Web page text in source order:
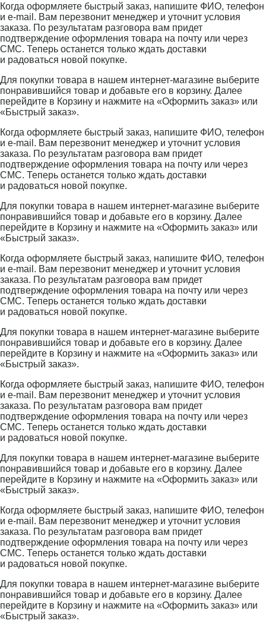
Когда оформляете быстрый заказ, напишите ФИО, телефон
и e-mail. Вам перезвонит менеджер и уточнит условия
заказа. По результатам разговора вам придет
подтверждение оформления товара на почту или через
СМС. Теперь останется только ждать доставки
и радоваться новой покупке.
Для покупки товара в нашем интернет-магазине выберите
понравившийся товар и добавьте его в корзину. Далее
перейдите в Корзину и нажмите на «Оформить заказ» или
«Быстрый заказ».
Когда оформляете быстрый заказ, напишите ФИО, телефон
и e-mail. Вам перезвонит менеджер и уточнит условия
заказа. По результатам разговора вам придет
подтверждение оформления товара на почту или через
СМС. Теперь останется только ждать доставки
и радоваться новой покупке.
Для покупки товара в нашем интернет-магазине выберите
понравившийся товар и добавьте его в корзину. Далее
перейдите в Корзину и нажмите на «Оформить заказ» или
«Быстрый заказ».
Когда оформляете быстрый заказ, напишите ФИО, телефон
и e-mail. Вам перезвонит менеджер и уточнит условия
заказа. По результатам разговора вам придет
подтверждение оформления товара на почту или через
СМС. Теперь останется только ждать доставки
и радоваться новой покупке.
Для покупки товара в нашем интернет-магазине выберите
понравившийся товар и добавьте его в корзину. Далее
перейдите в Корзину и нажмите на «Оформить заказ» или
«Быстрый заказ».
Когда оформляете быстрый заказ, напишите ФИО, телефон
и e-mail. Вам перезвонит менеджер и уточнит условия
заказа. По результатам разговора вам придет
подтверждение оформления товара на почту или через
СМС. Теперь останется только ждать доставки
и радоваться новой покупке.
Для покупки товара в нашем интернет-магазине выберите
понравившийся товар и добавьте его в корзину. Далее
перейдите в Корзину и нажмите на «Оформить заказ» или
«Быстрый заказ».
Когда оформляете быстрый заказ, напишите ФИО, телефон
и e-mail. Вам перезвонит менеджер и уточнит условия
заказа. По результатам разговора вам придет
подтверждение оформления товара на почту или через
СМС. Теперь останется только ждать доставки
и радоваться новой покупке.
Для покупки товара в нашем интернет-магазине выберите
понравившийся товар и добавьте его в корзину. Далее
перейдите в Корзину и нажмите на «Оформить заказ» или
«Быстрый заказ».